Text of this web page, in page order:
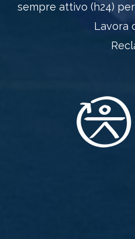
sempre attivo (h24)
Lavora